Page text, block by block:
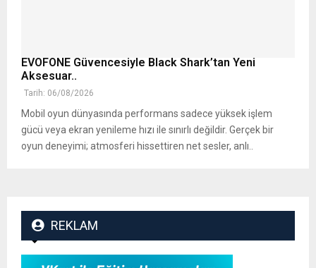
EVOFONE Güvencesiyle Black Shark’tan Yeni
Aksesuar..
Tarih: 06/08/2026
Mobil oyun dünyasında performans sadece yüksek işlem
gücü veya ekran yenileme hızı ile sınırlı değildir. Gerçek bir
oyun deneyimi; atmosferi hissettiren net sesler, anlı..
REKLAM